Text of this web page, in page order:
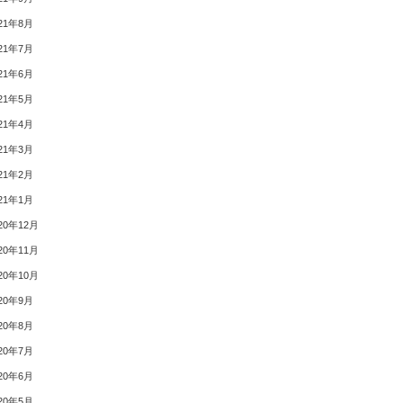
年8月
年7月
年6月
年5月
年4月
年3月
年2月
年1月
年12月
年11月
年10月
年9月
年8月
年7月
年6月